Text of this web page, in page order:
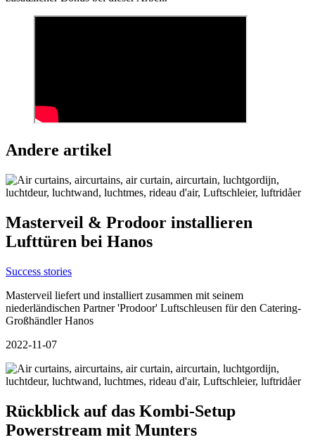
Andere artikel
Masterveil & Prodoor installieren
Lufttüren bei Hanos
Success stories
Masterveil liefert und installiert zusammen mit seinem
niederländischen Partner 'Prodoor' Luftschleusen für den Catering-
Großhändler Hanos
2022-11-07
Rückblick auf das Kombi-Setup
Powerstream mit Munters